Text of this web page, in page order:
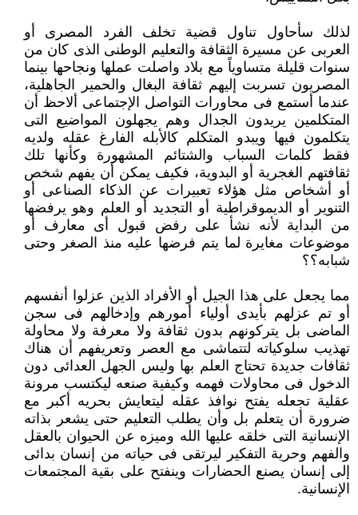
لذلك سأحاول تناول قضية تخلف الفرد المصرى أو
العربى عن مسيرة الثقافة والتعليم الوطنى الذى كان من
سنوات قليلة متساوياً ‏مع بلاد واصلت عملها ونجاحها بينما
المصريون تسربت إليهم ثقافة البغال والحمير الجاهلية،
عندما أستمع فى محاورات التواصل ‏الإجتماعى ألاحظ أن
المتكلمين يريدون الجدال وهم يجهلون المواضيع التى
يتكلمون فيها ويبدو المتكلم كالأبله الفارغ عقله ولديه
‏فقط كلمات السباب والشتائم المشهورة وكأنها تلك
ثقافتهم الغجرية أو البدوية، فكيف يمكن أن يفهم شخص
أو أشخاص مثل هؤلاء ‏تعبيرات عن الذكاء الصناعى أو
التنوير أو الديموقراطية أو التجديد أو العلم وهو يرفضها
من البداية لأنه نشأ على رفض قبول أى ‏معارف أو
موضوعات مغايرة لما يتم فرضها عليه منذ الصغر وحتى
شبابه؟؟ ‏
مما يجعل على هذا الجيل أو الأفراد الذين عزلوا أنفسهم
أو تم عزلهم بأيدى أولياء أمورهم وإدخالهم فى سجن
الماضى بل يتركونهم ‏بدون ثقافة ولا معرفة ولا محاولة
تهذيب سلوكياته لتتماشى مع العصر وتعريفهم أن هناك
ثقافات جديدة تحتاج العلم بها وليس ‏الجهل العدائى دون
الدخول فى محاولات فهمه وكيفية صنعه ليكتسب مرونة
عقلية تجعله يفتح نوافذ عقله ليتعايش بحريه أكبر مع
‏ضرورة أن يتعلم بل وأن يطلب التعليم حتى يشعر بذاته
الإنسانية التى خلقه عليها الله وميزه عن الحيوان بالعقل
والفهم وحرية ‏التفكير ليرتقى فى حياته من إنسان بدائى
إلى إنسان يصنع الحضارات وينفتح على بقية المجتمعات
الإنسانية.‏